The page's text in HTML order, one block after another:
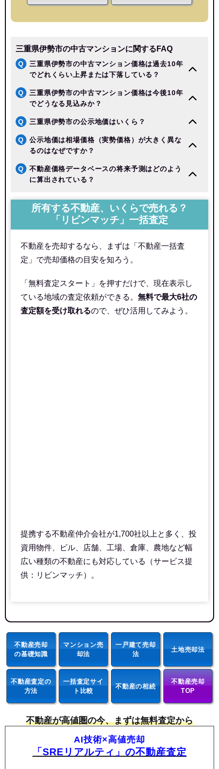
三重県伊勢市の中古マンションに関するFAQ
Q
三重県伊勢市の中古マンション価格は過去10年
でどれくらい上昇または下落している？
Q
三重県伊勢市の中古マンション価格は今後10年
でどうなる見込みか？
Q 三重県伊勢市の公示地価はいくら？
Q
公示地価は相場価格（実勢価格）が大きく異な
るのはなぜですか？
Q
不動産価格データベースの将来予測はどのよう
に算出されている？
所有する不動産、いくらで売れる？
「リビンマッチ」一括査定
不動産を売却するなら、まずは「不動産一括査
定」で売却価格の目安を知ろう。
「無料査定スタート」を押すだけで、現在表示し
ている地域の査定依頼ができる。 無料で最大6社の
査定額を受け取れるので、ぜひ活用してみよう。
提携する不動産仲介会社が1,700社以上と多く、投
資用物件、ビル、店舗、工場、倉庫、農地など幅
広い種類の不動産にも対応している（サービス提
供：リビンマッチ）。
不動産売却
の基礎知識
マンション売
却法
一戸建て売却
法
土地売却法
不動産査定の
方法
一括査定サイ
ト比較
不動産の相続
不動産売却
TOP
不動産が高値圏の今、まずは無料査定から
AI技術×高値売却
「SREリアルティ」の不動産査定